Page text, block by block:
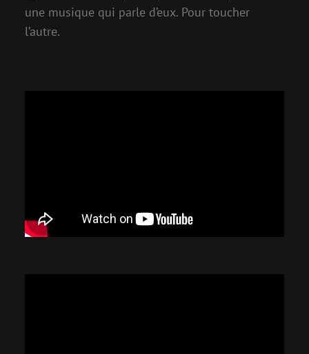
une musique qui parle d’eux. Pour toucher
l’autre.